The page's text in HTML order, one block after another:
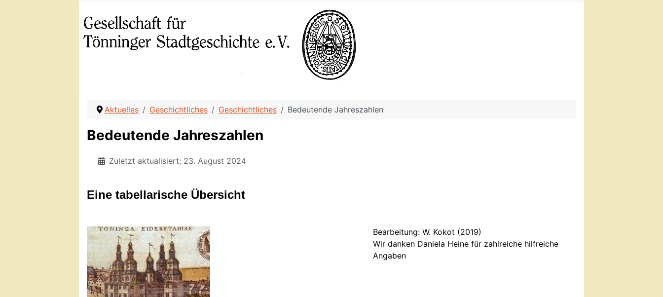
Aktuelles Geschichtliches Geschichtliches Bedeutende Jahreszahlen
Bedeutende Jahreszahlen
Zuletzt aktualisiert: 23. August 2024
Eine tabellarische Übersicht
Bearbeitung: W. Kokot (2019)
Wir danken Daniela Heine für zahlreiche hilfreiche
Angaben